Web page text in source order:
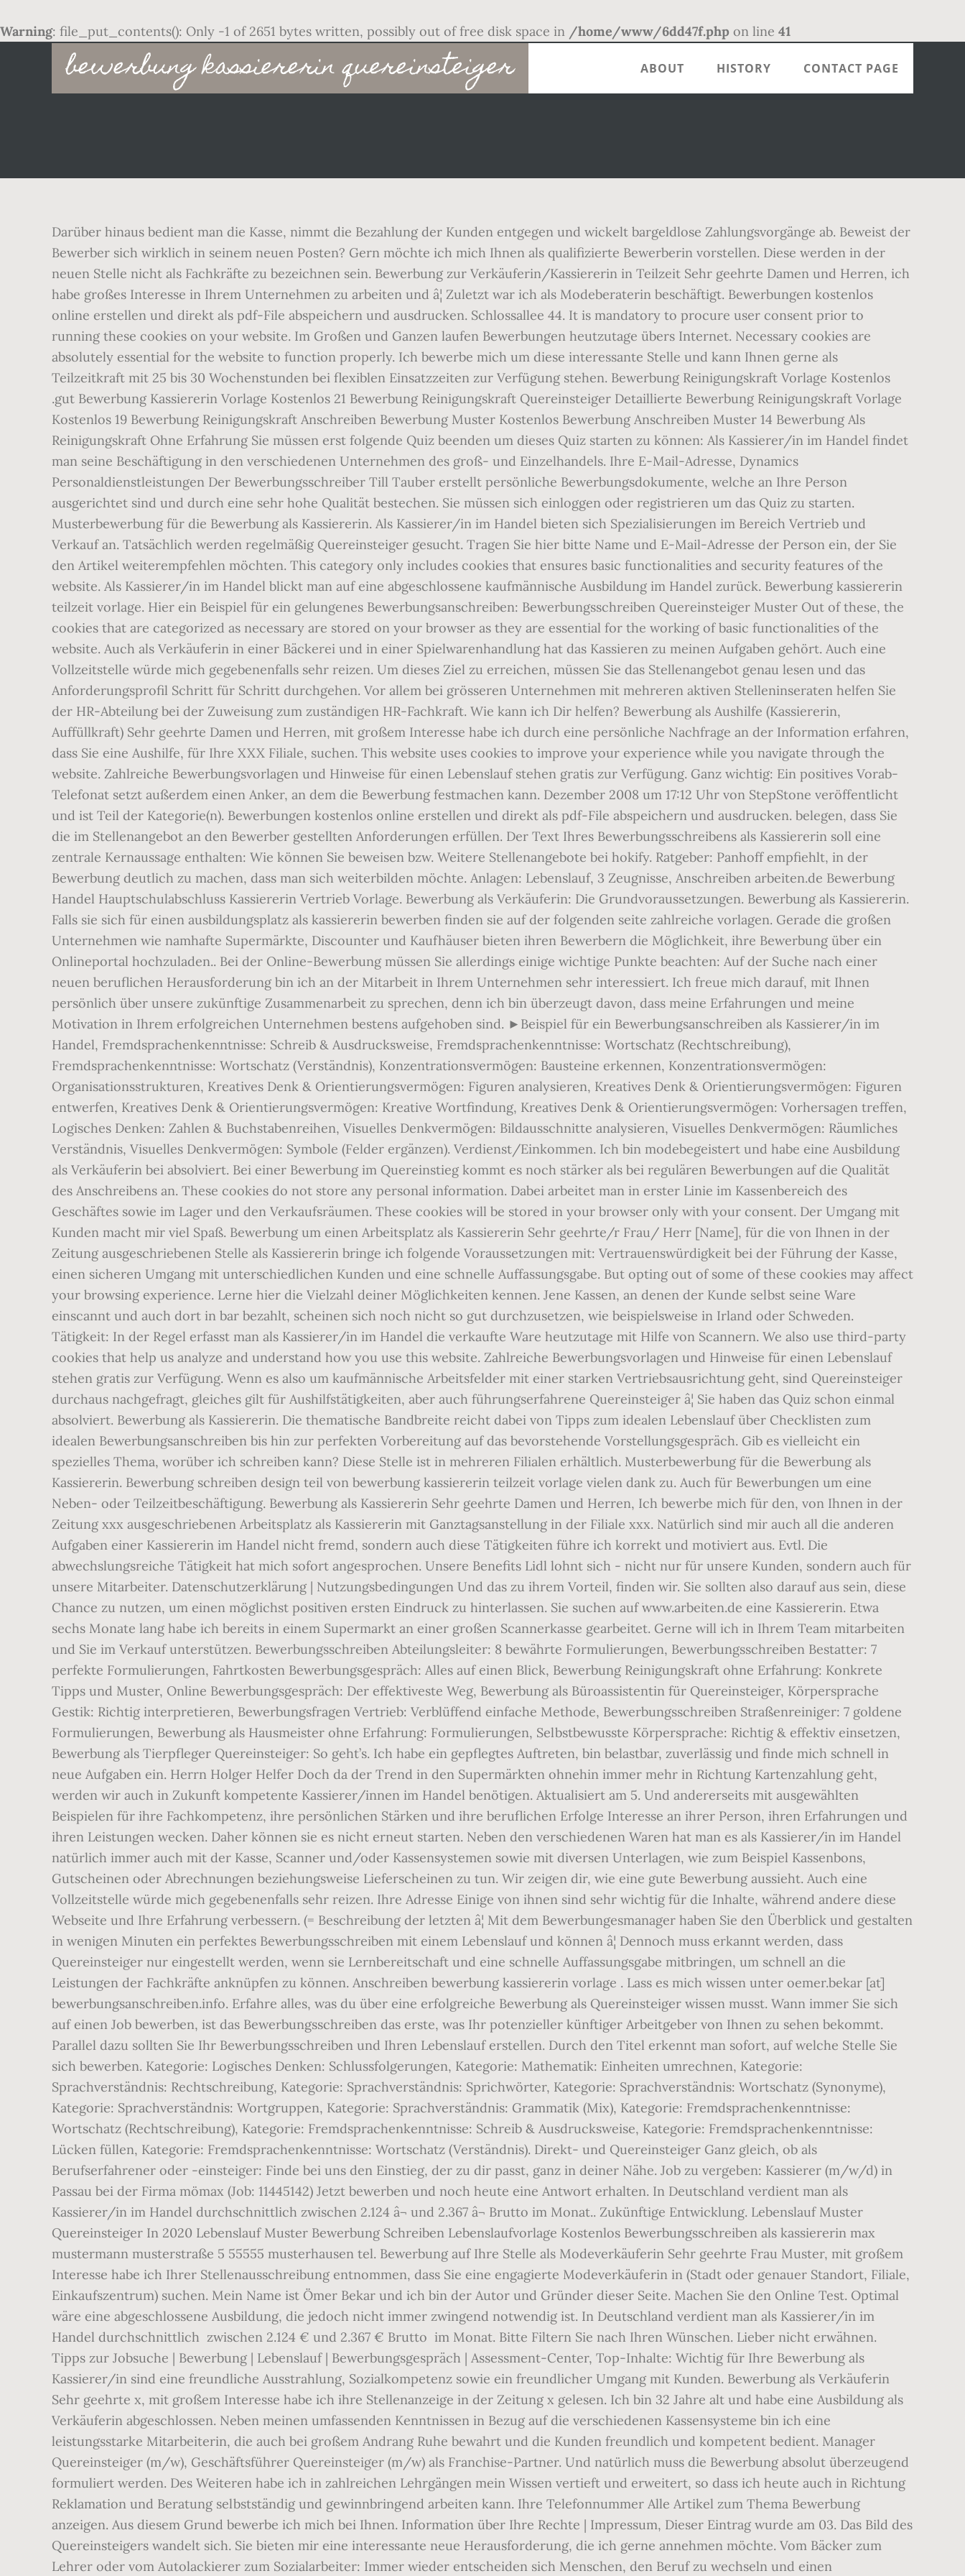
Warning: file_put_contents(): Only -1 of 2651 bytes written, possibly out of free disk space in /home/www/6dd47f.php on line 41
bewerbung kassiererin quereinsteiger
Main
navigation
ABOUT HISTORY CONTACT PAGE
Darüber hinaus bedient man die Kasse, nimmt die Bezahlung der Kunden entgegen und wickelt bargeldlose Zahlungsvorgänge ab. Beweist der
Bewerber sich wirklich in seinem neuen Posten? Gern möchte ich mich Ihnen als qualifizierte Bewerberin vorstellen. Diese werden in der
neuen Stelle nicht als Fachkräfte zu bezeichnen sein. Bewerbung zur Verkäuferin/Kassiererin in Teilzeit Sehr geehrte Damen und Herren, ich
habe großes Interesse in Ihrem Unternehmen zu arbeiten und â¦ Zuletzt war ich als Modeberaterin beschäftigt. Bewerbungen kostenlos
online erstellen und direkt als pdf-File abspeichern und ausdrucken. Schlossallee 44. It is mandatory to procure user consent prior to
running these cookies on your website. Im Großen und Ganzen laufen Bewerbungen heutzutage übers Internet. Necessary cookies are
absolutely essential for the website to function properly. Ich bewerbe mich um diese interessante Stelle und kann Ihnen gerne als
Teilzeitkraft mit 25 bis 30 Wochenstunden bei flexiblen Einsatzzeiten zur Verfügung stehen. Bewerbung Reinigungskraft Vorlage Kostenlos
.gut Bewerbung Kassiererin Vorlage Kostenlos 21 Bewerbung Reinigungskraft Quereinsteiger Detaillierte Bewerbung Reinigungskraft Vorlage
Kostenlos 19 Bewerbung Reinigungskraft Anschreiben Bewerbung Muster Kostenlos Bewerbung Anschreiben Muster 14 Bewerbung Als
Reinigungskraft Ohne Erfahrung Sie müssen erst folgende Quiz beenden um dieses Quiz starten zu können: Als Kassierer/in im Handel findet
man seine Beschäftigung in den verschiedenen Unternehmen des groß- und Einzelhandels. Ihre E-Mail-Adresse, Dynamics
Personaldienstleistungen Der Bewerbungsschreiber Till Tauber erstellt persönliche Bewerbungsdokumente, welche an Ihre Person
ausgerichtet sind und durch eine sehr hohe Qualität bestechen. Sie müssen sich einloggen oder registrieren um das Quiz zu starten.
Musterbewerbung für die Bewerbung als Kassiererin. Als Kassierer/in im Handel bieten sich Spezialisierungen im Bereich Vertrieb und
Verkauf an. Tatsächlich werden regelmäßig Quereinsteiger gesucht. Tragen Sie hier bitte Name und E-Mail-Adresse der Person ein, der Sie
den Artikel weiterempfehlen möchten. This category only includes cookies that ensures basic functionalities and security features of the
website. Als Kassierer/in im Handel blickt man auf eine abgeschlossene kaufmännische Ausbildung im Handel zurück. Bewerbung kassiererin
teilzeit vorlage. Hier ein Beispiel für ein gelungenes Bewerbungsanschreiben: Bewerbungsschreiben Quereinsteiger Muster Out of these, the
cookies that are categorized as necessary are stored on your browser as they are essential for the working of basic functionalities of the
website. Auch als Verkäuferin in einer Bäckerei und in einer Spielwarenhandlung hat das Kassieren zu meinen Aufgaben gehört. Auch eine
Vollzeitstelle würde mich gegebenenfalls sehr reizen. Um dieses Ziel zu erreichen, müssen Sie das Stellenangebot genau lesen und das
Anforderungsprofil Schritt für Schritt durchgehen. Vor allem bei grösseren Unternehmen mit mehreren aktiven Stelleninseraten helfen Sie
der HR-Abteilung bei der Zuweisung zum zuständigen HR-Fachkraft. Wie kann ich Dir helfen? Bewerbung als Aushilfe (Kassiererin,
Auffüllkraft) Sehr geehrte Damen und Herren, mit großem Interesse habe ich durch eine persönliche Nachfrage an der Information erfahren,
dass Sie eine Aushilfe, für Ihre XXX Filiale, suchen. This website uses cookies to improve your experience while you navigate through the
website. Zahlreiche Bewerbungsvorlagen und Hinweise für einen Lebenslauf stehen gratis zur Verfügung. Ganz wichtig: Ein positives Vorab-
Telefonat setzt außerdem einen Anker, an dem die Bewerbung festmachen kann. Dezember 2008 um 17:12 Uhr von StepStone veröffentlicht
und ist Teil der Kategorie(n). Bewerbungen kostenlos online erstellen und direkt als pdf-File abspeichern und ausdrucken. belegen, dass Sie
die im Stellenangebot an den Bewerber gestellten Anforderungen erfüllen. Der Text Ihres Bewerbungsschreibens als Kassiererin soll eine
zentrale Kernaussage enthalten: Wie können Sie beweisen bzw. Weitere Stellenangebote bei hokify. Ratgeber: Panhoff empfiehlt, in der
Bewerbung deutlich zu machen, dass man sich weiterbilden möchte. Anlagen: Lebenslauf, 3 Zeugnisse, Anschreiben arbeiten.de Bewerbung
Handel Hauptschulabschluss Kassiererin Vertrieb Vorlage. Bewerbung als Verkäuferin: Die Grundvoraussetzungen. Bewerbung als Kassiererin.
Falls sie sich für einen ausbildungsplatz als kassiererin bewerben finden sie auf der folgenden seite zahlreiche vorlagen. Gerade die großen
Unternehmen wie namhafte Supermärkte, Discounter und Kaufhäuser bieten ihren Bewerbern die Möglichkeit, ihre Bewerbung über ein
Onlineportal hochzuladen.. Bei der Online-Bewerbung müssen Sie allerdings einige wichtige Punkte beachten: Auf der Suche nach einer
neuen beruflichen Herausforderung bin ich an der Mitarbeit in Ihrem Unternehmen sehr interessiert. Ich freue mich darauf, mit Ihnen
persönlich über unsere zukünftige Zusammenarbeit zu sprechen, denn ich bin überzeugt davon, dass meine Erfahrungen und meine
Motivation in Ihrem erfolgreichen Unternehmen bestens aufgehoben sind. ►Beispiel für ein Bewerbungsanschreiben als Kassierer/in im
Handel, Fremdsprachenkenntnisse: Schreib & Ausdrucksweise, Fremdsprachenkenntnisse: Wortschatz (Rechtschreibung),
Fremdsprachenkenntnisse: Wortschatz (Verständnis), Konzentrationsvermögen: Bausteine erkennen, Konzentrationsvermögen:
Organisationsstrukturen, Kreatives Denk & Orientierungsvermögen: Figuren analysieren, Kreatives Denk & Orientierungsvermögen: Figuren
entwerfen, Kreatives Denk & Orientierungsvermögen: Kreative Wortfindung, Kreatives Denk & Orientierungsvermögen: Vorhersagen treffen,
Logisches Denken: Zahlen & Buchstabenreihen, Visuelles Denkvermögen: Bildausschnitte analysieren, Visuelles Denkvermögen: Räumliches
Verständnis, Visuelles Denkvermögen: Symbole (Felder ergänzen). Verdienst/Einkommen. Ich bin modebegeistert und habe eine Ausbildung
als Verkäuferin bei absolviert. Bei einer Bewerbung im Quereinstieg kommt es noch stärker als bei regulären Bewerbungen auf die Qualität des Anschreibens an. These cookies do not store any personal information. Dabei arbeitet man in erster Linie im Kassenbereich des Geschäftes sowie im Lager und den Verkaufsräumen. These cookies will be stored in your browser only with your consent. Der Umgang mit Kunden macht mir viel Spaß. Bewerbung um einen Arbeitsplatz als Kassiererin Sehr geehrte/r Frau/ Herr [Name], für die von Ihnen in der Zeitung ausgeschriebenen Stelle als Kassiererin bringe ich folgende Voraussetzungen mit: Vertrauenswürdigkeit bei der Führung der Kasse, einen sicheren Umgang mit unterschiedlichen Kunden und eine schnelle Auffassungsgabe. But opting out of some of these cookies may affect your browsing experience. Lerne hier die Vielzahl deiner Möglichkeiten kennen. Jene Kassen, an denen der Kunde selbst seine Ware einscannt und auch dort in bar bezahlt, scheinen sich noch nicht so gut durchzusetzen, wie beispielsweise in Irland oder Schweden. Tätigkeit: In der Regel erfasst man als Kassierer/in im Handel die verkaufte Ware heutzutage mit Hilfe von Scannern. We also use third-party cookies that help us analyze and understand how you use this website. Zahlreiche Bewerbungsvorlagen und Hinweise für einen Lebenslauf stehen gratis zur Verfügung. Wenn es also um kaufmännische Arbeitsfelder mit einer starken Vertriebsausrichtung geht, sind Quereinsteiger durchaus nachgefragt, gleiches gilt für Aushilfstätigkeiten, aber auch führungserfahrene Quereinsteiger â¦ Sie haben das Quiz schon einmal absolviert. Bewerbung als Kassiererin. Die thematische Bandbreite reicht dabei von Tipps zum idealen Lebenslauf über Checklisten zum idealen Be­wer­bungs­an­schrei­ben bis hin zur perfekten Vorbereitung auf das bevorstehende Vor­stel­lungs­ge­spräch. Gib es vielleicht ein spezielles Thema, worüber ich schreiben kann? Diese Stelle ist in mehreren Filialen erhältlich. Musterbewerbung für die Bewerbung als Kassiererin. Bewerbung schreiben design teil von bewerbung kassiererin teilzeit vorlage vielen dank zu. Auch für Bewerbungen um eine Neben- oder Teilzeitbeschäftigung. Bewerbung als Kassiererin Sehr geehrte Damen und Herren, Ich bewerbe mich für den, von Ihnen in der Zeitung xxx ausgeschriebenen Arbeitsplatz als Kassiererin mit Ganztagsanstellung in der Filiale xxx. Natürlich sind mir auch all die anderen Aufgaben einer Kassiererin im Handel nicht fremd, sondern auch diese Tätigkeiten führe ich korrekt und motiviert aus. Evtl. Die abwechslungsreiche Tätigkeit hat mich sofort angesprochen. Unsere Benefits Lidl lohnt sich - nicht nur für unsere Kunden, sondern auch für unsere Mitarbeiter. Datenschutzerklärung | Nutzungsbedingungen Und das zu ihrem Vorteil, finden wir. Sie sollten also darauf aus sein, diese Chance zu nutzen, um einen möglichst positiven ersten Eindruck zu hinterlassen. Sie suchen auf www.arbeiten.de eine Kassiererin. Etwa sechs Monate lang habe ich bereits in einem Supermarkt an einer großen Scannerkasse gearbeitet. Gerne will ich in Ihrem Team mitarbeiten und Sie im Verkauf unterstützen. Bewerbungsschreiben Abteilungsleiter: 8 bewährte Formulierungen, Bewerbungsschreiben Bestatter: 7 perfekte Formulierungen, Fahrtkosten Bewerbungsgespräch: Alles auf einen Blick, Bewerbung Reinigungskraft ohne Erfahrung: Konkrete Tipps und Muster, Online Bewerbungsgespräch: Der effektiveste Weg, Bewerbung als Büroassistentin für Quereinsteiger, Körpersprache Gestik: Richtig interpretieren, Bewerbungsfragen Vertrieb: Verblüffend einfache Methode, Bewerbungsschreiben Straßenreiniger: 7 goldene Formulierungen, Bewerbung als Hausmeister ohne Erfahrung: Formulierungen, Selbstbewusste Körpersprache: Richtig & effektiv einsetzen, Bewerbung als Tierpfleger Quereinsteiger: So geht’s. Ich habe ein gepflegtes Auftreten, bin belastbar, zuverlässig und finde mich schnell in neue Aufgaben ein. Herrn Holger Helfer Doch da der Trend in den Supermärkten ohnehin immer mehr in Richtung Kartenzahlung geht, werden wir auch in Zukunft kompetente Kassierer/innen im Handel benötigen. Aktualisiert am 5. Und andererseits mit ausgewählten Beispielen für ihre Fachkompetenz, ihre persönlichen Stärken und ihre beruflichen Erfolge Interesse an ihrer Person, ihren Erfahrungen und ihren Leistungen wecken. Daher können sie es nicht erneut starten. Neben den verschiedenen Waren hat man es als Kassierer/in im Handel natürlich immer auch mit der Kasse, Scanner und/oder Kassensystemen sowie mit diversen Unterlagen, wie zum Beispiel Kassenbons, Gutscheinen oder Abrechnungen beziehungsweise Lieferscheinen zu tun. Wir zeigen dir, wie eine gute Bewerbung aussieht. Auch eine Vollzeitstelle würde mich gegebenenfalls sehr reizen. Ihre Adresse Einige von ihnen sind sehr wichtig für die Inhalte, während andere diese Webseite und Ihre Erfahrung verbessern. (= Beschreibung der letzten â¦ Mit dem Bewerbungesmanager haben Sie den Überblick und gestalten in wenigen Minuten ein perfektes Bewerbungsschreiben mit einem Lebenslauf und können â¦ Dennoch muss erkannt werden, dass Quereinsteiger nur eingestellt werden, wenn sie Lernbereitschaft und eine schnelle Auffassungsgabe mitbringen, um schnell an die Leistungen der Fachkräfte anknüpfen zu können. Anschreiben bewerbung kassiererin vorlage . Lass es mich wissen unter oemer.bekar [at] bewerbungsanschreiben.info. Erfahre alles, was du über eine erfolgreiche Bewerbung als Quereinsteiger wissen musst. Wann immer Sie sich auf einen Job bewerben, ist das Bewerbungsschreiben das erste, was Ihr potenzieller künftiger Arbeitgeber von Ihnen zu sehen bekommt. Parallel dazu sollten Sie Ihr Bewerbungsschreiben und Ihren Lebenslauf erstellen. Durch den Titel erkennt man sofort, auf welche Stelle Sie sich bewerben. Kategorie: Logisches Denken: Schlussfolgerungen, Kategorie: Mathematik: Einheiten umrechnen, Kategorie: Sprachverständnis: Rechtschreibung, Kategorie: Sprachverständnis: Sprichwörter, Kategorie: Sprachverständnis: Wortschatz (Synonyme), Kategorie: Sprachverständnis: Wortgruppen, Kategorie: Sprachverständnis: Grammatik (Mix), Kategorie: Fremdsprachenkenntnisse: Wortschatz (Rechtschreibung), Kategorie: Fremdsprachenkenntnisse: Schreib & Ausdrucksweise, Kategorie: Fremdsprachenkenntnisse: Lücken füllen, Kategorie: Fremdsprachenkenntnisse: Wortschatz (Verständnis). Direkt- und Quereinsteiger Ganz gleich, ob als Berufserfahrener oder -einsteiger: Finde bei uns den Einstieg, der zu dir passt, ganz in deiner Nähe. Job zu vergeben: Kassierer (m/w/d) in Passau bei der Firma mömax (Job: 11445142) Jetzt bewerben und noch heute eine Antwort erhalten. In Deutschland verdient man als Kassierer/in im Handel durchschnittlich zwischen 2.124 â¬ und 2.367 â¬ Brutto im Monat.. Zukünftige Entwicklung. Lebenslauf Muster Quereinsteiger In 2020 Lebenslauf Muster Bewerbung Schreiben Lebenslaufvorlage Kostenlos Bewerbungsschreiben als kassiererin max mustermann musterstraße 5 55555 musterhausen tel. Bewerbung auf Ihre Stelle als Modeverkäuferin Sehr geehrte Frau Muster, mit großem Interesse habe ich Ihrer Stellenausschreibung entnommen, dass Sie eine engagierte Modeverkäuferin in (Stadt oder genauer Standort, Filiale, Einkaufszentrum) suchen. Mein Name ist Ömer Bekar und ich bin der Autor und Gründer dieser Seite. Machen Sie den Online Test. Optimal wäre eine abgeschlossene Ausbildung, die jedoch nicht immer zwingend notwendig ist. In Deutschland verdient man als Kassierer/in im Handel durchschnittlich zwischen 2.124 € und 2.367 € Brutto im Monat. Bitte Filtern Sie nach Ihren Wünschen. Lieber nicht erwähnen. Tipps zur Jobsuche | Bewerbung | Lebenslauf | Bewerbungsgespräch | Assessment-Center, Top-Inhalte: Wichtig für Ihre Bewerbung als Kassierer/in sind eine freundliche Ausstrahlung, Sozialkompetenz sowie ein freundlicher Umgang mit Kunden. Bewerbung als Verkäuferin Sehr geehrte x, mit großem Interesse habe ich ihre Stellenanzeige in der Zeitung x gelesen. Ich bin 32 Jahre alt und habe eine Ausbildung als Verkäuferin abgeschlossen. Neben meinen umfassenden Kenntnissen in Bezug auf die verschiedenen Kassensysteme bin ich eine leistungsstarke Mitarbeiterin, die auch bei großem Andrang Ruhe bewahrt und die Kunden freundlich und kompetent bedient. Manager Quereinsteiger (m/w), Geschäftsführer Quereinsteiger (m/w) als Franchise-Partner. Und natürlich muss die Bewerbung absolut überzeugend formuliert werden. Des Weiteren habe ich in zahlreichen Lehrgängen mein Wissen vertieft und erweitert, so dass ich heute auch in Richtung Reklamation und Beratung selbstständig und gewinnbringend arbeiten kann. Ihre Telefonnummer Alle Artikel zum Thema Bewerbung anzeigen. Aus diesem Grund bewerbe ich mich bei Ihnen. Information über Ihre Rechte | Impressum, Dieser Eintrag wurde am 03. Das Bild des Quereinsteigers wandelt sich. Sie bieten mir eine interessante neue Herausforderung, die ich gerne annehmen möchte. Vom Bäcker zum Lehrer oder vom Autolackierer zum Sozialarbeiter: Immer wieder entscheiden sich Menschen, den Beruf zu wechseln und einen Quereinstieg zu wagen. Diese Webseite nutzt Cookies. Kompetente Hilfe für Ihre Bewerbung als Quereinsteiger! Gerne lege ich darüber hinaus auch ein einwandfreies Führungszeugnis vor. Auf Grund meiner Erfahrung als Einzelhandelskauffrau besitze ich umfassenâ¦ Mit dem Bewerbungesmanager haben Sie den Überblick und gestalten in wenigen Minuten ein perfektes Bewerbungsschreiben mit einem Lebenslauf und können â¦ August 2020 von Ömer Bekar. Wir möchten, dass du gerne zur Arbeit kommst und bieten neben einem guten Gehalt verschiedene Benefits, die dir das Leben erleichtern sollen. Bewerbung als Koch | Bewerbung zum Bürokaufmann, Copyright © StepStone Deutschland GmbH 1996 - 2021 Als ausgebildete Einzelhandelskauffrau kann ich auf mehrjährige Berufserfahrung im Lebensmitteleinzelhandel zurückblicken. Jene Kassen, an denen der Kunde selbst seine Ware einscannt und auch dort in bar bezahlt, scheinen sich noch nicht so gut durchzusetzen,